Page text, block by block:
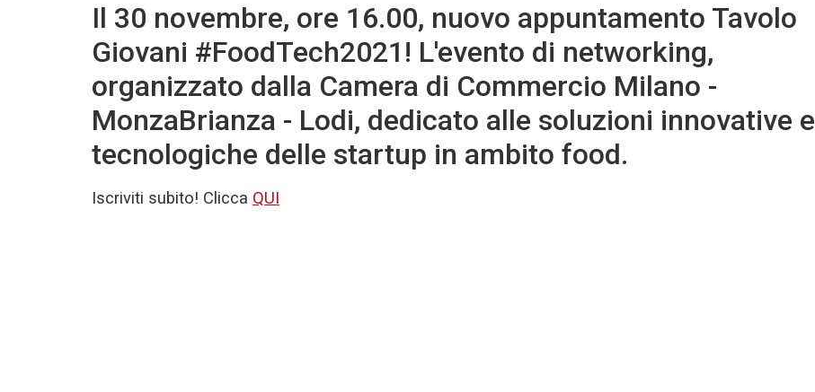
Il 30 novembre, ore 16.00, nuovo appuntamento Tavolo
Giovani #FoodTech2021! L'evento di networking,
organizzato dalla Camera di Commercio Milano -
MonzaBrianza - Lodi, dedicato alle soluzioni innovative e
tecnologiche delle startup in ambito food.
Iscriviti subito! Clicca QUI